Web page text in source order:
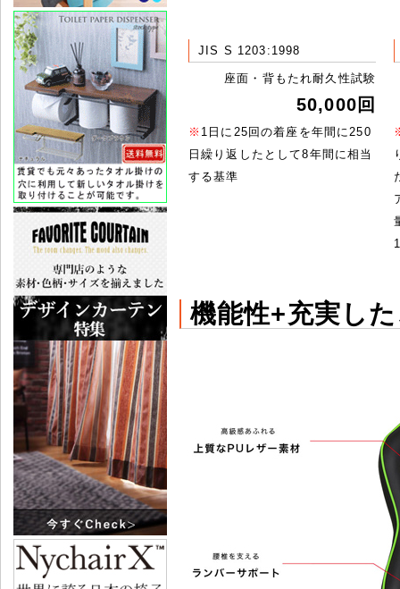
JIS S 1203:1998
座面・背もたれ耐久性試験
50,000回
※ 1日に25回の着座を年間に250
日繰り返したとして8年間に相当
する基準
機能性+充実し